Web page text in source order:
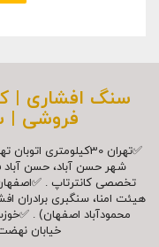
سنگ افشاری |
فروشی |
✅تهران 30کیلومتری
شهر حسن آباد، حسن آباد
تخصصی کانترتاپ .
هیئت امنا، سنگبری برادران
محمودآباد اصفهان) .
خیابان